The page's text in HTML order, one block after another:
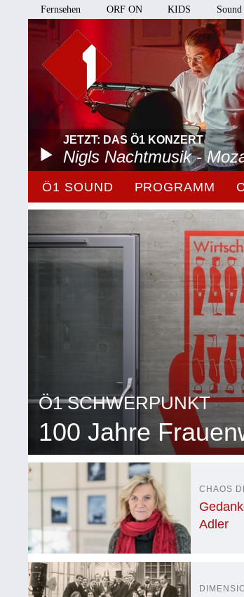
Fernsehen ORF ON KIDS Sound
JETZT: DAS Ö1 KONZERT
Nigls Nachtmusik -
Ö1 SOUND PROGRAMM
Ö1 SCHWERPUNKT
100 Jahre
CHAOS
Adler